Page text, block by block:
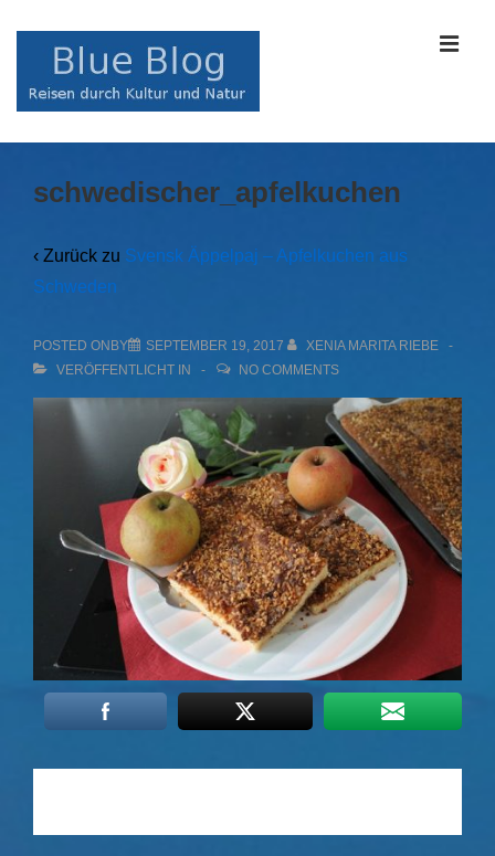
Navigation
schwedischer_apfelkuchen
‹ Zurück zu Svensk Äppelpaj – Apfelkuchen aus
Schweden
POSTED ONBY SEPTEMBER 19, 2017
XENIA MARITA RIEBE
VERÖFFENTLICHT IN
NO COMMENTS